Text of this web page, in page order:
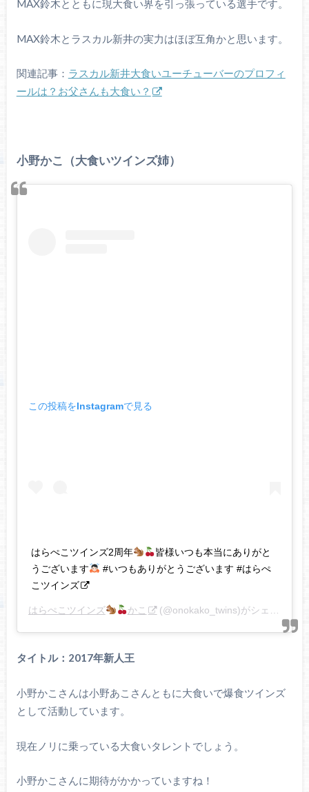
MAX鈴木とともに現大食い界を引っ張っている選手です。
MAX鈴木とラスカル新井の実力はほぼ互角かと思います。
関連記事： ラスカル新井大食いユーチューバーのプロフィ
ールは？お父さんも大食い？
小野かこ（大食いツインズ姉）
この投稿をInstagramで見る
はらぺこツインズ2周年
皆様いつも本当にありがと
うございます
#いつもありがとうございます #はらぺ
こツインズ
はらぺこツインズ かこ (@onokako_twins)がシェアした投稿 –
タイトル：2017年新人王
小野かこさんは小野あこさんともに大食いで爆食ツインズ
として活動しています。
現在ノリに乗っている大食いタレントでしょう。
小野かこさんに期待がかかっていますね！